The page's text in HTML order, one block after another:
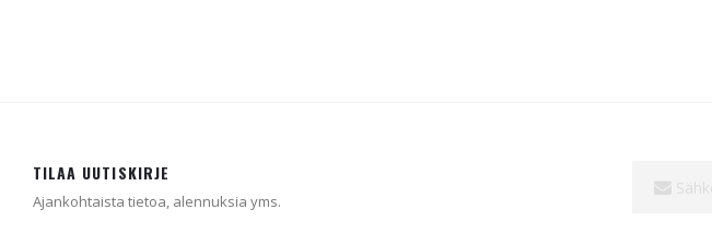
TILAA UUTISKIRJE
Ajankohtaista tietoa, alennuksia yms.